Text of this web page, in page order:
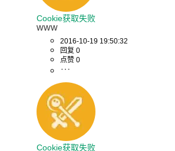
Cookie获取失败
www
2016-10-19 19:50:32
回复 0
点赞 0
Cookie获取失败